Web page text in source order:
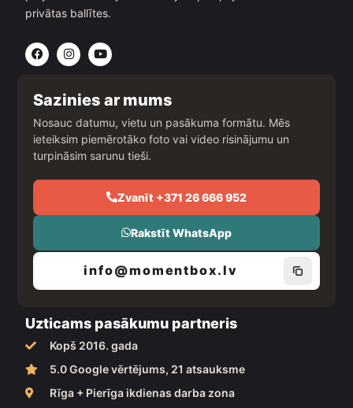
privātas ballītes.
F
a
c
b
o
o
k
I
n
s
a
g
r
a
m
Y
o
u
u
b
e
Sazinies ar mums
Nosauc datumu, vietu un pasākuma formātu. Mēs
ieteiksim piemērotāko foto vai video risinājumu un
turpināsim sarunu tieši.
Zvanīt +371 26 666 952
Rakstīt WhatsApp
info@momentbox.lv
Uzticams pasākumu partneris
Kopš 2016. gada
5.0 Google vērtējums, 21 atsauksme
Rīga + Pierīga ikdienas darba zona